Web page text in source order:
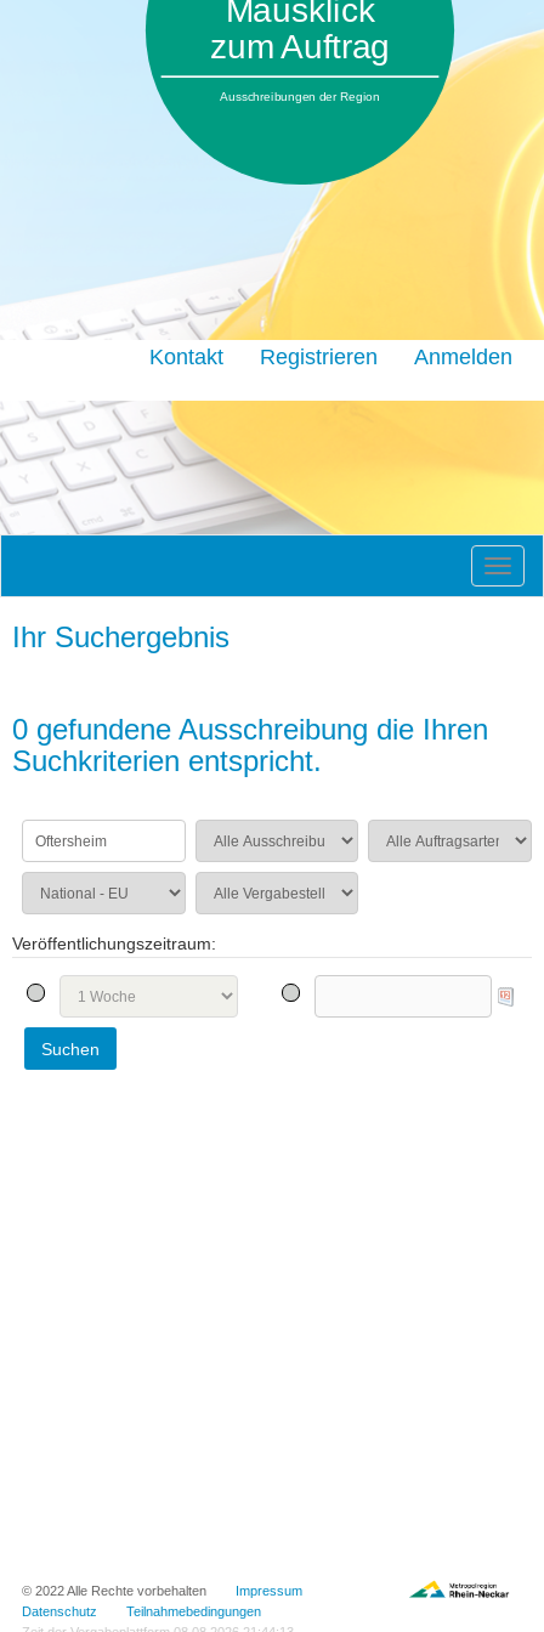
Mausklick
zum Auftrag
Ausschreibungen der Region
Kontakt Registrieren Anmelden
Ihr Suchergebnis
0 gefundene Ausschreibung die Ihren
Suchkriterien entspricht.
Veröffentlichungszeitraum:
© 2022 Alle Rechte vorbehalten Impressum
Datenschutz
Teilnahmebedingungen